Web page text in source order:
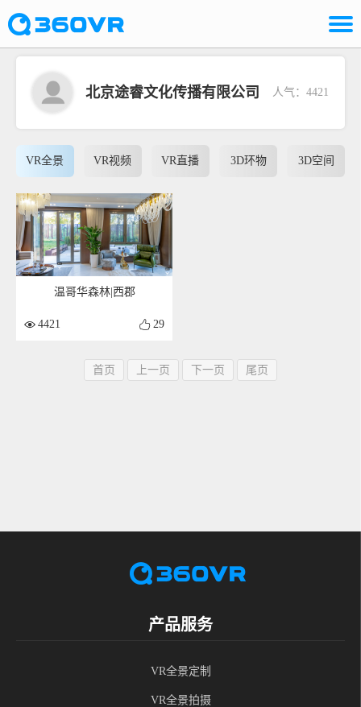
北京途睿文化传播有限公司 人气：4421
VR全景 VR视频 VR直播 3D环物 3D空间
温哥华森林|西郡
4421 29
首页 上一页 下一页 尾页
产品服务
VR全景定制
VR全景拍摄